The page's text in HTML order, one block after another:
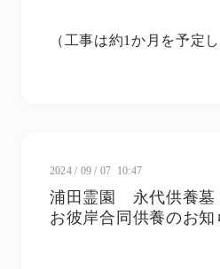
（工事は約1か月を予定
2024 / 09 / 07 10:47
浦田霊園 永代供養墓
お彼岸合同供養のお知